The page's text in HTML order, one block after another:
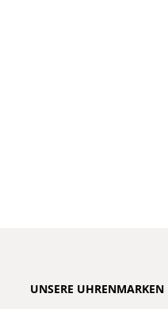
UNSERE UHRENMARKEN